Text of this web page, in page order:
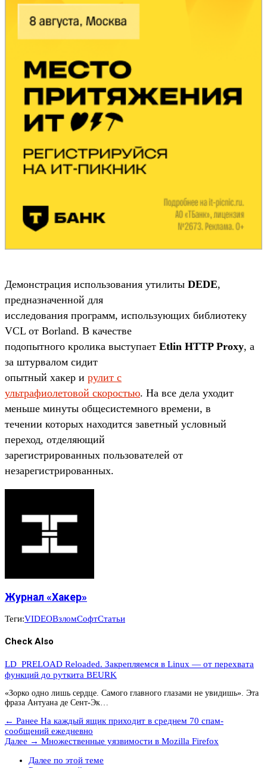
Демонстрация использования утилиты DEDE,
предназначенной для
исследования программ, использующих библиотеку
VCL от Borland. В качестве
подопытного кролика выступает Etlin HTTP Proxy, а
за штурвалом сидит
опытный хакер и рулит с
ультрафиолетовой скоростью. На все дела уходит
меньше минуты общесистемного времени, в
течении которых находится заветный условный
переход, отделяющий
зарегистрированных пользователей от
незарегистрированных.
Журнал «Хакер»
Теги:VIDEOВзломСофтСтатьи
Check Also
LD_PRELOAD Reloaded. Закрепляемся в Linux — от перехвата
функций до руткита BEURK
«Зорко одно лишь сердце. Самого главного глазами не увидишь». Эта
фраза Антуана де Сент-Эк…
← Ранее На каждый ящик приходит в среднем 70 спам-
сообщений ежедневно
Далее → Множественные уязвимости в Mozilla Firefox
Далее по этой теме